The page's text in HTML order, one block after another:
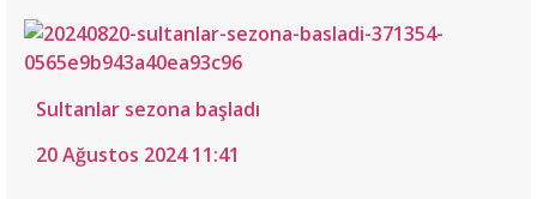
Sultanlar sezona başladı
20 Ağustos 2024 11:41